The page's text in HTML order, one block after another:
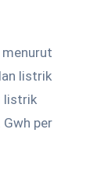
listrik
listrik
per